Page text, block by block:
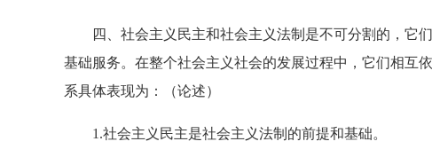
四、社会主义民主和社会主义法制是不可分割的，它
基础服务。在整个社会主义社会的发展过程中，它们相互
系具体表现为：（论述）
1.社会主义民主是社会主义法制的前提和基础。